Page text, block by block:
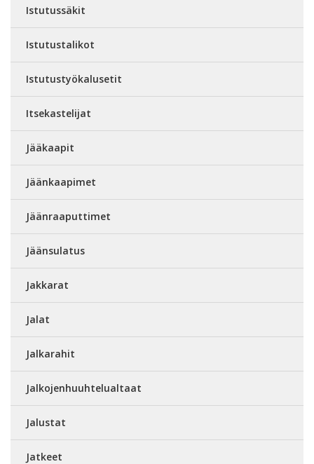
Istutussäkit
Istutustalikot
Istutustyökalusetit
Itsekastelijat
Jääkaapit
Jäänkaapimet
Jäänraaputtimet
Jäänsulatus
Jakkarat
Jalat
Jalkarahit
Jalkojenhuuhtelualtaat
Jalustat
Jatkeet